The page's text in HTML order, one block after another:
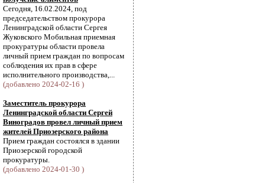
Сегодня, 16.02.2024, под
председательством прокурора
Ленинградской области Сергея
Жуковского Мобильная приемная
прокуратуры области провела
личный прием граждан по вопросам
соблюдения их прав в сфере
исполнительного производства,...
(добавлено 2024-02-16 )
Заместитель прокурора
Ленинградской области Сергей
Виноградов провел личный прием
жителей Приозерского района
Прием граждан состоялся в здании
Приозерской городской
прокуратуры.
(добавлено 2024-01-30 )